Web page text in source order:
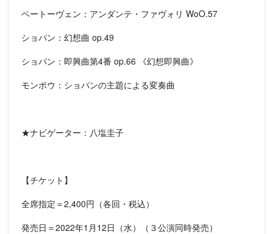
ベートーヴェン：アンダンテ・ファヴォリ WoO.57
ショパン：幻想曲 op.49
ショパン：即興曲第4番 op.66 《幻想即興曲》
モンポウ：ショパンの主題による変奏曲
★ナビゲーター：八塩圭子
【チケット】
全席指定＝2,400円（各回・税込）
発売日＝2022年1月12日（水）（３公演同時発売）